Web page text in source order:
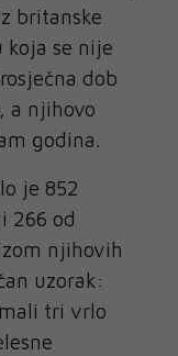
britanske
koja se nije
dob
a njihovo
godina.
je 852
266 od
njihovih
uzorak:
tri vrlo